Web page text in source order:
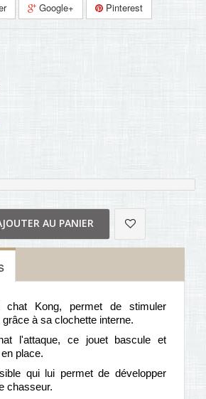
Google+ Pinterest
AU PANIER
chat Kong, permet de stimuler
à sa clochette interne.
l'attaque, ce jouet bascule et
place.
qui lui permet de développer
chasseur.